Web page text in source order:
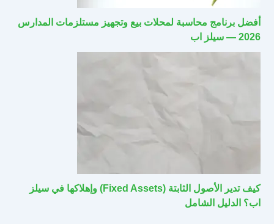
أفضل برنامج محاسبة لمحلات بيع وتجهيز مستلزمات المدارس
2026 — سيلز اب
كيف تدير الأصول الثابتة (Fixed Assets) وإهلاكها في سيلز
اب؟ الدليل الشامل